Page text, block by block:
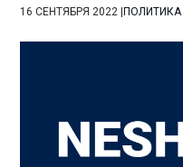
16 СЕНТЯБРЯ 2022 |ПОЛИТИКА